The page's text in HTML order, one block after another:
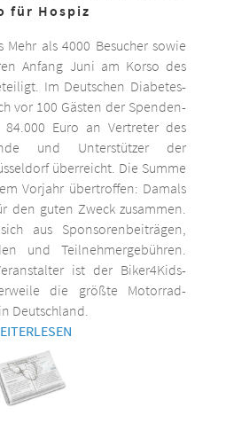
für Hospiz
Mehr als 4000 Besucher sowie
Anfang Juni am Korso des
Im Deutschen Diabetes-
vor 100 Gästen der Spenden-
Euro an Vertreter des
und Unterstützer der
überreicht. Die Summe
Vorjahr übertroffen: Damals
den guten Zweck zusammen.
aus Sponsorenbeiträgen,
und Teilnehmergebühren.
ist der Biker4Kids-
die größte Motorrad-
Deutschland.